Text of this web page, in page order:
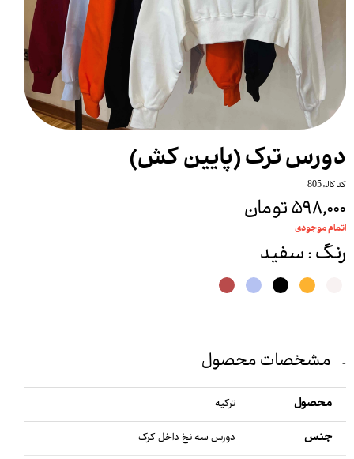
دورس ترک (پایین کش)
کد کالا: 805
۵۹۸,۰۰۰ تومان
اتمام موجودی
رنگ: سفید
مشخصات محصول
محصول ترکیه
جنس دورس سه نخ داخل کرک